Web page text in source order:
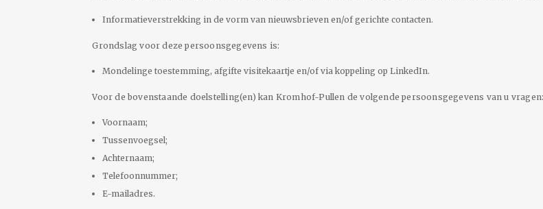
Informatieverstrekking in de vorm van nieuwsbrieven en/of gerichte contacten.
Grondslag voor deze persoonsgegevens is:
Mondelinge toestemming, afgifte visitekaartje en/of via koppeling op LinkedIn.
Voor de bovenstaande doelstelling(en) kan Kromhof-Pullen de volgende persoonsgegevens van u vragen:
Voornaam;
Tussenvoegsel;
Achternaam;
Telefoonnummer;
E-mailadres.